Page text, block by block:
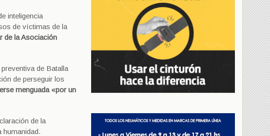
inteligencia
de víctimas de la
de la Asociación
de Batalla
de perseguir los
menguada «por un
de la
humanidad.